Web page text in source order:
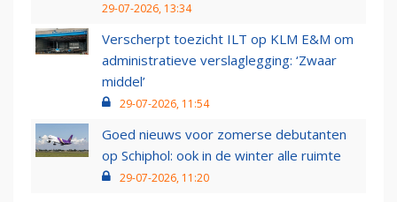
29-07-2026, 13:34
Verscherpt toezicht ILT op KLM E&M om
administratieve verslaglegging: ‘Zwaar
middel’
29-07-2026, 11:54
Goed nieuws voor zomerse debutanten
op Schiphol: ook in de winter alle ruimte
29-07-2026, 11:20